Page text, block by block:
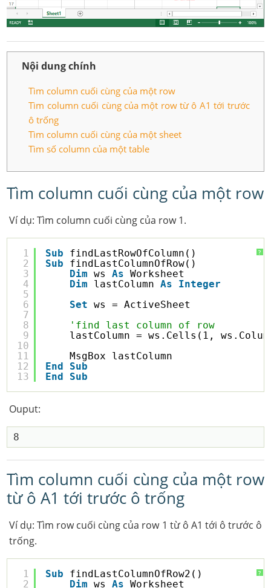
Nội dung chính
Tìm column cuối cùng của một row
Tìm column cuối cùng của một row từ ô A1 tới trước
ô trống
Tìm column cuối cùng của một sheet
Tìm số column của một table
Tìm column cuối cùng của một row
Ví dụ: Tìm column cuối cùng của row 1.
?
1
2
3
4
5
6
7
8
9
10
11
12
13
Sub
findLastRowOfColumn()
Sub
findLastColumnOfRow()
Dim
ws As
Worksheet
Dim
lastColumn As
Integer
Set
ws = ActiveSheet
'find last column of row
lastColumn = ws.Cells(1,
MsgBox lastColumn
End
Sub
End
Sub
Ouput:
Tìm column cuối cùng của một row
từ ô A1 tới trước ô trống
Ví dụ: Tìm row cuối cùng của row 1 từ ô A1 tới ô trước ô
trống.
?
1
2
Sub
findLastColumnOfRow2()
Dim
ws As Worksheet